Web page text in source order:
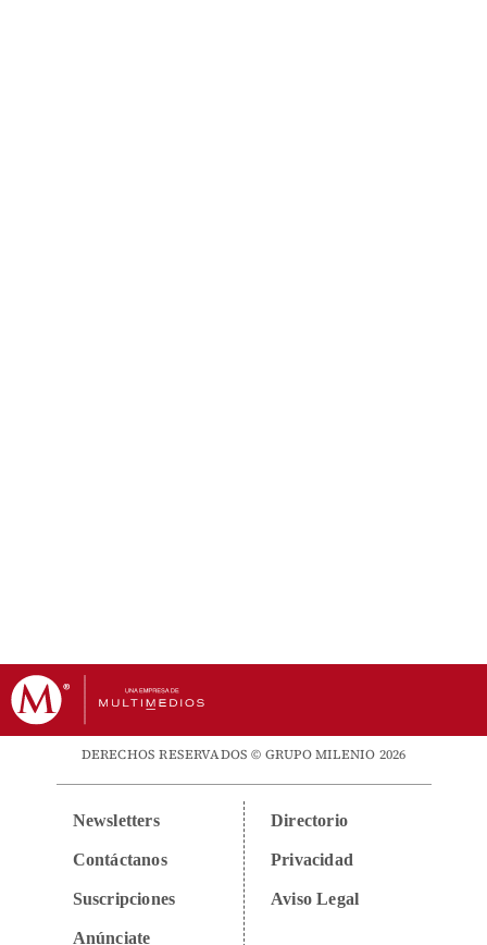
DERECHOS RESERVADOS © GRUPO MILENIO 2026
Newsletters
Contáctanos
Suscripciones
Anúnciate
Directorio
Privacidad
Aviso Legal